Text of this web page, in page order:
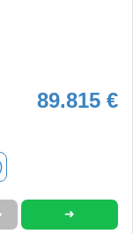
89.815 €
➜